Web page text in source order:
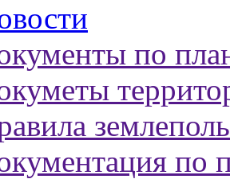
по
по